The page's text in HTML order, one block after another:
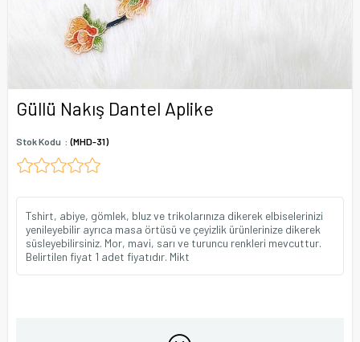
Güllü Nakış Dantel Aplike
Stok Kodu (MHD-31)
Tshirt, abiye, gömlek, bluz ve trikolarınıza dikerek elbiselerinizi
yenileyebilir ayrıca masa örtüsü ve çeyizlik ürünlerinize dikerek
süsleyebilirsiniz. Mor, mavi, sarı ve turuncu renkleri mevcuttur.
Belirtilen fiyat 1 adet fiyatıdır. Mikt